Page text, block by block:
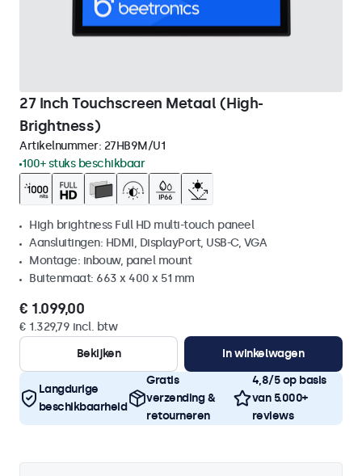
27 Inch Touchscreen Metaal (High-
Brightness)
Artikelnummer: 27HB9M/U1
100+ stuks beschikbaar
High brightness Full HD multi-touch paneel
Aansluitingen: HDMI, DisplayPort, USB-C, VGA
Montage: inbouw, panel mount
Buitenmaat: 663 x 400 x 51 mm
€ 1.099,00
€ 1.329,79 incl. btw
Bekijken
In winkelwagen
Langdurige
beschikbaarheid
Gratis
verzending &
retourneren
4,8/5 op basis
van 5.000+
reviews